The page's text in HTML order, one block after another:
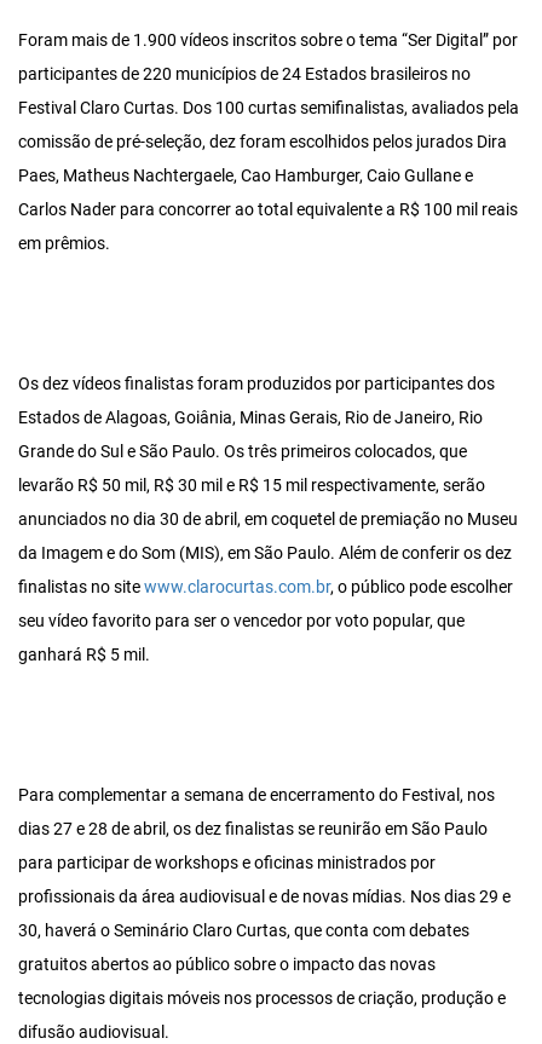
Foram mais de 1.900 vídeos inscritos sobre o tema “Ser Digital” por
participantes de 220 municípios de 24 Estados brasileiros no
Festival Claro Curtas. Dos 100 curtas semifinalistas, avaliados pela
comissão de pré-seleção, dez foram escolhidos pelos jurados Dira
Paes, Matheus Nachtergaele, Cao Hamburger, Caio Gullane e
Carlos Nader para concorrer ao total equivalente a R$ 100 mil reais
em prêmios.
Os dez vídeos finalistas foram produzidos por participantes dos
Estados de Alagoas, Goiânia, Minas Gerais, Rio de Janeiro, Rio
Grande do Sul e São Paulo. Os três primeiros colocados, que
levarão R$ 50 mil, R$ 30 mil e R$ 15 mil respectivamente, serão
anunciados no dia 30 de abril, em coquetel de premiação no Museu
da Imagem e do Som (MIS), em São Paulo. Além de conferir os dez
finalistas no sitewww.clarocurtas.com.br, o público pode escolher
seu vídeo favorito para ser o vencedor por voto popular, que
ganhará R$ 5 mil.
Para complementar a semana de encerramento do Festival, nos
dias 27 e 28 de abril, os dez finalistas se reunirão em São Paulo
para participar de workshops e oficinas ministrados por
profissionais da área audiovisual e de novas mídias. Nos dias 29 e
30, haverá o Seminário Claro Curtas, que conta com debates
gratuitos abertos ao público sobre o impacto das novas
tecnologias digitais móveis nos processos de criação, produção e
difusão audiovisual.